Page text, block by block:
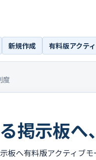
新規作成 有料版アクテ
度
掲示板へ
板へ有料版アクティブ